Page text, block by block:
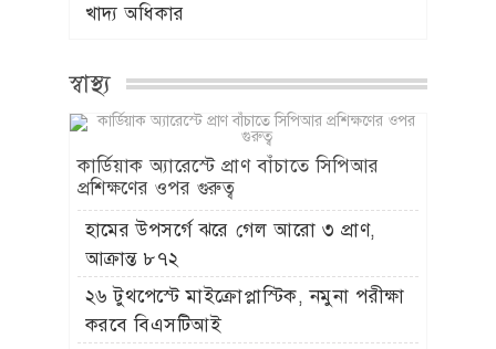
খাদ্য অধিকার
স্বাস্থ্য
কার্ডিয়াক অ্যারেস্টে প্রাণ বাঁচাতে সিপিআর
প্রশিক্ষণের ওপর গুরুত্ব
হামের উপসর্গে ঝরে গেল আরো ৩ প্রাণ,
আক্রান্ত ৮৭২
২৬ টুথপেস্টে মাইক্রোপ্লাস্টিক, নমুনা পরীক্ষা
করবে বিএসটিআই